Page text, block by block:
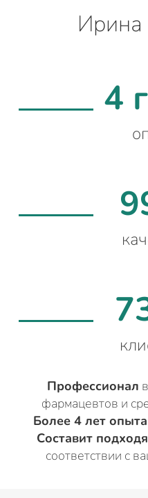
Ирина
4
Профессионал
фармацевтов и
Более 4 лет опыта
Составит
соответствии с